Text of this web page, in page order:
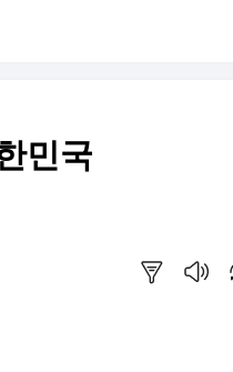
민국